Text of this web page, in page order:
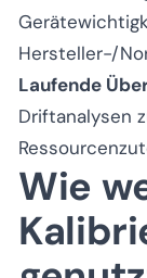
Hersteller-/
Laufende
Driftanalysen
Wie